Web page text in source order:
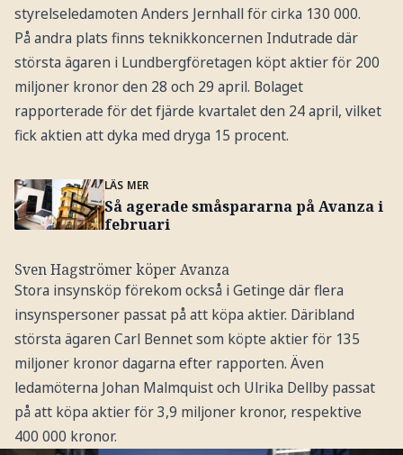
styrelseledamoten Anders Jernhall för cirka 130 000.
På andra plats finns teknikkoncernen Indutrade där
största ägaren i Lundbergföretagen köpt aktier för 200
miljoner kronor den 28 och 29 april. Bolaget
rapporterade för det fjärde kvartalet den 24 april, vilket
fick aktien att dyka med dryga 15 procent.
LÄS MER
Så agerade småspararna på Avanza i
februari
Sven Hagströmer köper Avanza
Stora insynsköp förekom också i Getinge där flera
insynspersoner passat på att köpa aktier. Däribland
största ägaren Carl Bennet som köpte aktier för 135
miljoner kronor dagarna efter rapporten. Även
ledamöterna Johan Malmquist och Ulrika Dellby passat
på att köpa aktier för 3,9 miljoner kronor, respektive
400 000 kronor.